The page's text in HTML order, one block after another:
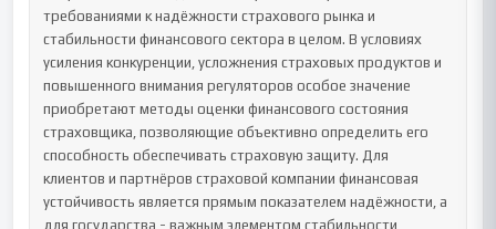
требованиями к надёжности страхового рынка и
стабильности финансового сектора в целом. В условиях
усиления конкуренции, усложнения страховых продуктов и
повышенного внимания регуляторов особое значение
приобретают методы оценки финансового состояния
страховщика, позволяющие объективно определить его
способность обеспечивать страховую защиту. Для
клиентов и партнёров страховой компании финансовая
устойчивость является прямым показателем надёжности, а
для государства - важным элементом стабильности